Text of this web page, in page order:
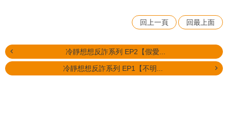
回上一頁 回最上面
冷靜想想反詐系列 EP2【假愛...
冷靜想想反詐系列 EP1【不明...